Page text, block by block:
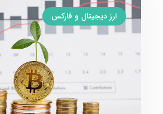
ارز دیجیتال و فارکس